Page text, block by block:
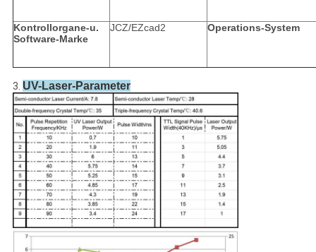
Kontrollorgane-u.
Software-Marke
JCZ/EZcad2 Operations-System
3. UV-Laser-Parameter